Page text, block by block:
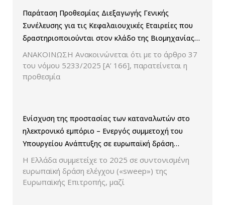
Παράταση Προθεσμίας Διεξαγωγής Γενικής
Συνέλευσης για τις Κεφαλαιουχικές Εταιρείες που
δραστηριοποιούνται στον κλάδο της Βιομηχανίας
Παραγωγής και Εμπορίας Φαρμάκων
ΑΝΑΚΟΙΝΩΣΗ Ανακοινώνεται ότι με το άρθρο 37
του νόμου 5233/2025 [Α’ 166], παρατείνεται η
προθεσμία
Ενίσχυση της προστασίας των καταναλωτών στο
ηλεκτρονικό εμπόριο – Ενεργός συμμετοχή του
Υπουργείου Ανάπτυξης σε ευρωπαϊκή δράση
ελέγχου παρουσίασης των τιμών και των
εκπτώσεων.
Η Ελλάδα συμμετείχε το 2025 σε συντονισμένη
ευρωπαϊκή δράση ελέγχου («sweep») της
Ευρωπαϊκής Επιτροπής, μαζί